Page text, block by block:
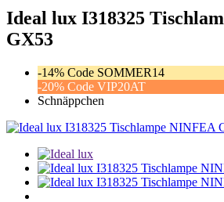
Ideal lux I318325
GX53
-14% Code SOMMER14
-20% Code VIP20AT
Schnäppchen